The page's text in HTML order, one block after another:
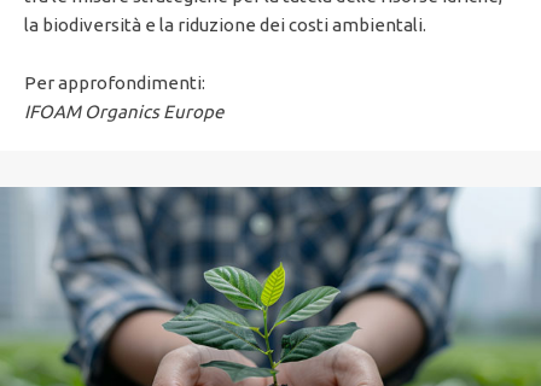
la biodiversità e la riduzione dei costi ambientali.
Per approfondimenti:
IFOAM Organics Europe